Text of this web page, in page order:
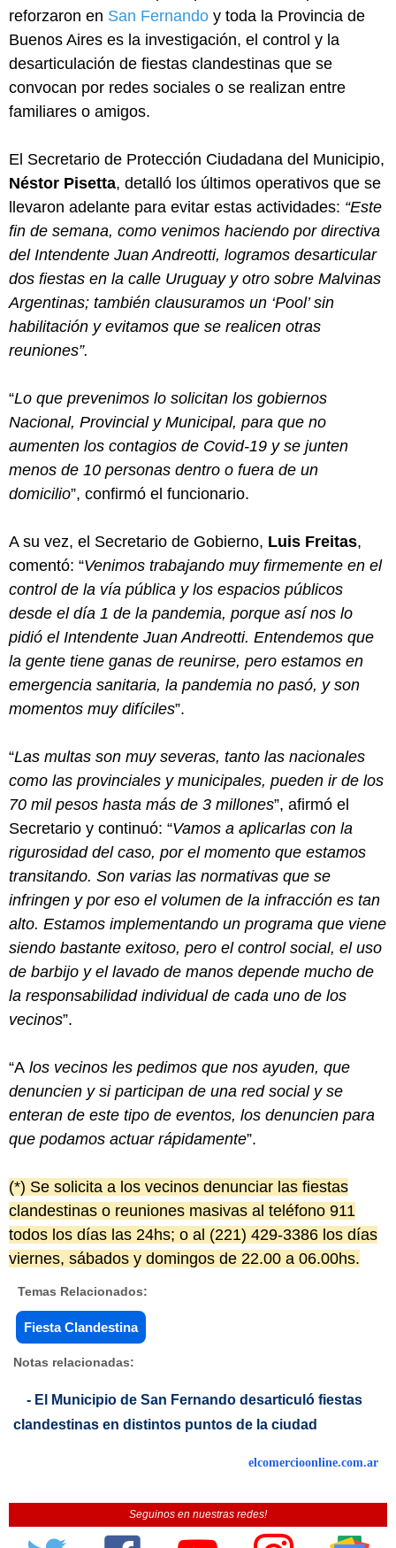
reforzaron en San Fernando y toda la Provincia de
Buenos Aires es la investigación, el control y la
desarticulación de fiestas clandestinas que se
convocan por redes sociales o se realizan entre
familiares o amigos.
El Secretario de Protección Ciudadana del Municipio,
Néstor Pisetta, detalló los últimos operativos que se
llevaron adelante para evitar estas actividades: “Este
fin de semana, como venimos haciendo por directiva
del Intendente Juan Andreotti, logramos desarticular
dos fiestas en la calle Uruguay y otro sobre Malvinas
Argentinas; también clausuramos un ‘Pool’ sin
habilitación y evitamos que se realicen otras
reuniones”.
“Lo que prevenimos lo solicitan los gobiernos
Nacional, Provincial y Municipal, para que no
aumenten los contagios de Covid-19 y se junten
menos de 10 personas dentro o fuera de un
domicilio”, confirmó el funcionario.
A su vez, el Secretario de Gobierno, Luis Freitas,
comentó: “Venimos trabajando muy firmemente en el
control de la vía pública y los espacios públicos
desde el día 1 de la pandemia, porque así nos lo
pidió el Intendente Juan Andreotti. Entendemos que
la gente tiene ganas de reunirse, pero estamos en
emergencia sanitaria, la pandemia no pasó, y son
momentos muy difíciles”.
“Las multas son muy severas, tanto las nacionales
como las provinciales y municipales, pueden ir de los
70 mil pesos hasta más de 3 millones”, afirmó el
Secretario y continuó: “Vamos a aplicarlas con la
rigurosidad del caso, por el momento que estamos
transitando. Son varias las normativas que se
infringen y por eso el volumen de la infracción es tan
alto. Estamos implementando un programa que viene
siendo bastante exitoso, pero el control social, el uso
de barbijo y el lavado de manos depende mucho de
la responsabilidad individual de cada uno de los
vecinos”.
“A los vecinos les pedimos que nos ayuden, que
denuncien y si participan de una red social y se
enteran de este tipo de eventos, los denuncien para
que podamos actuar rápidamente”.
(*) Se solicita a los vecinos denunciar las fiestas
clandestinas o reuniones masivas al teléfono 911
todos los días las 24hs; o al (221) 429-3386 los días
viernes, sábados y domingos de 22.00 a 06.00hs.
Temas Relacionados:
Fiesta Clandestina
Notas relacionadas:
- El Municipio de San Fernando desarticuló fiestas
clandestinas en distintos puntos de la ciudad
elcomercioonline.com.ar
Seguinos en nuestras redes!